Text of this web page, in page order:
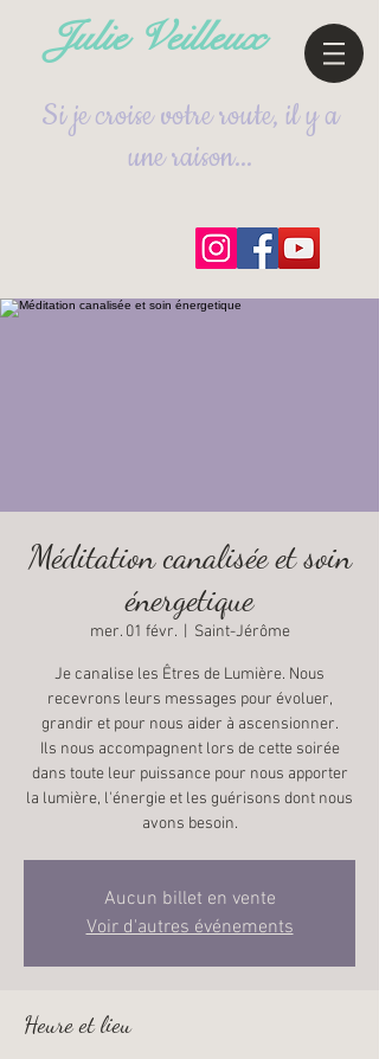
Julie Veilleux
Si je croise votre route, il y a
une raison...
Méditation canalisée et soin
énergetique
mer. 01 févr.
  |
Saint-Jérôme
Je canalise les Êtres de Lumière. Nous
recevrons leurs messages pour évoluer,
grandir et pour nous aider à ascensionner.
Ils nous accompagnent lors de cette soirée
dans toute leur puissance pour nous apporter
la lumière, l'énergie et les guérisons dont nous
Aucun billet en vente
Voir d'autres événements
Heure et lieu